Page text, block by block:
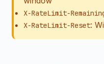
X-RateLimit-
X-RateLimit-Reset: